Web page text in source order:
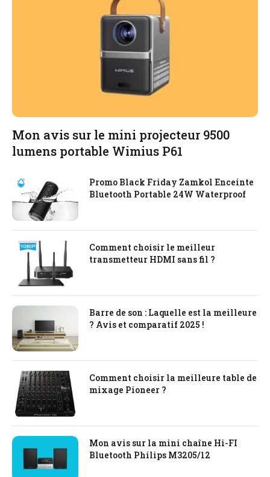
Mon avis sur le mini projecteur 9500
lumens portable Wimius P61
Promo Black Friday Zamkol Enceinte
Bluetooth Portable 24W Waterproof
Comment choisir le meilleur
transmetteur HDMI sans fil ?
Barre de son : Laquelle est la meilleure
? Avis et comparatif 2025 !
Comment choisir la meilleure table de
mixage Pioneer ?
Mon avis sur la mini chaîne Hi-FI
Bluetooth Philips M3205/12